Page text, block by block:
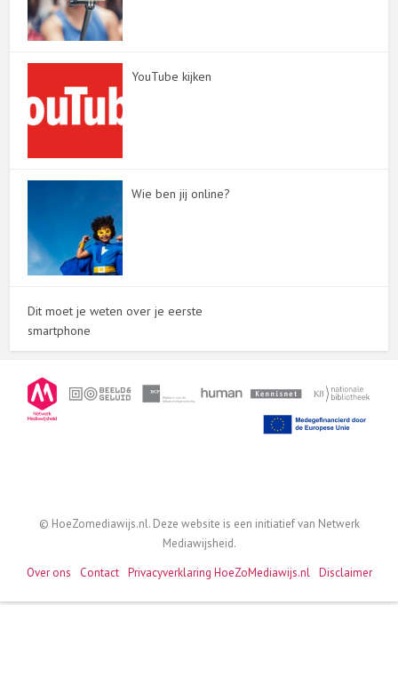
YouTube kijken
Wie ben jij online?
Dit moet je weten over je eerste
smartphone
© HoeZomediawijs.nl. Deze website is een initiatief van Netwerk
Mediawijsheid.
Over ons
Contact Privacyverklaring HoeZoMediawijs.nl Disclaimer